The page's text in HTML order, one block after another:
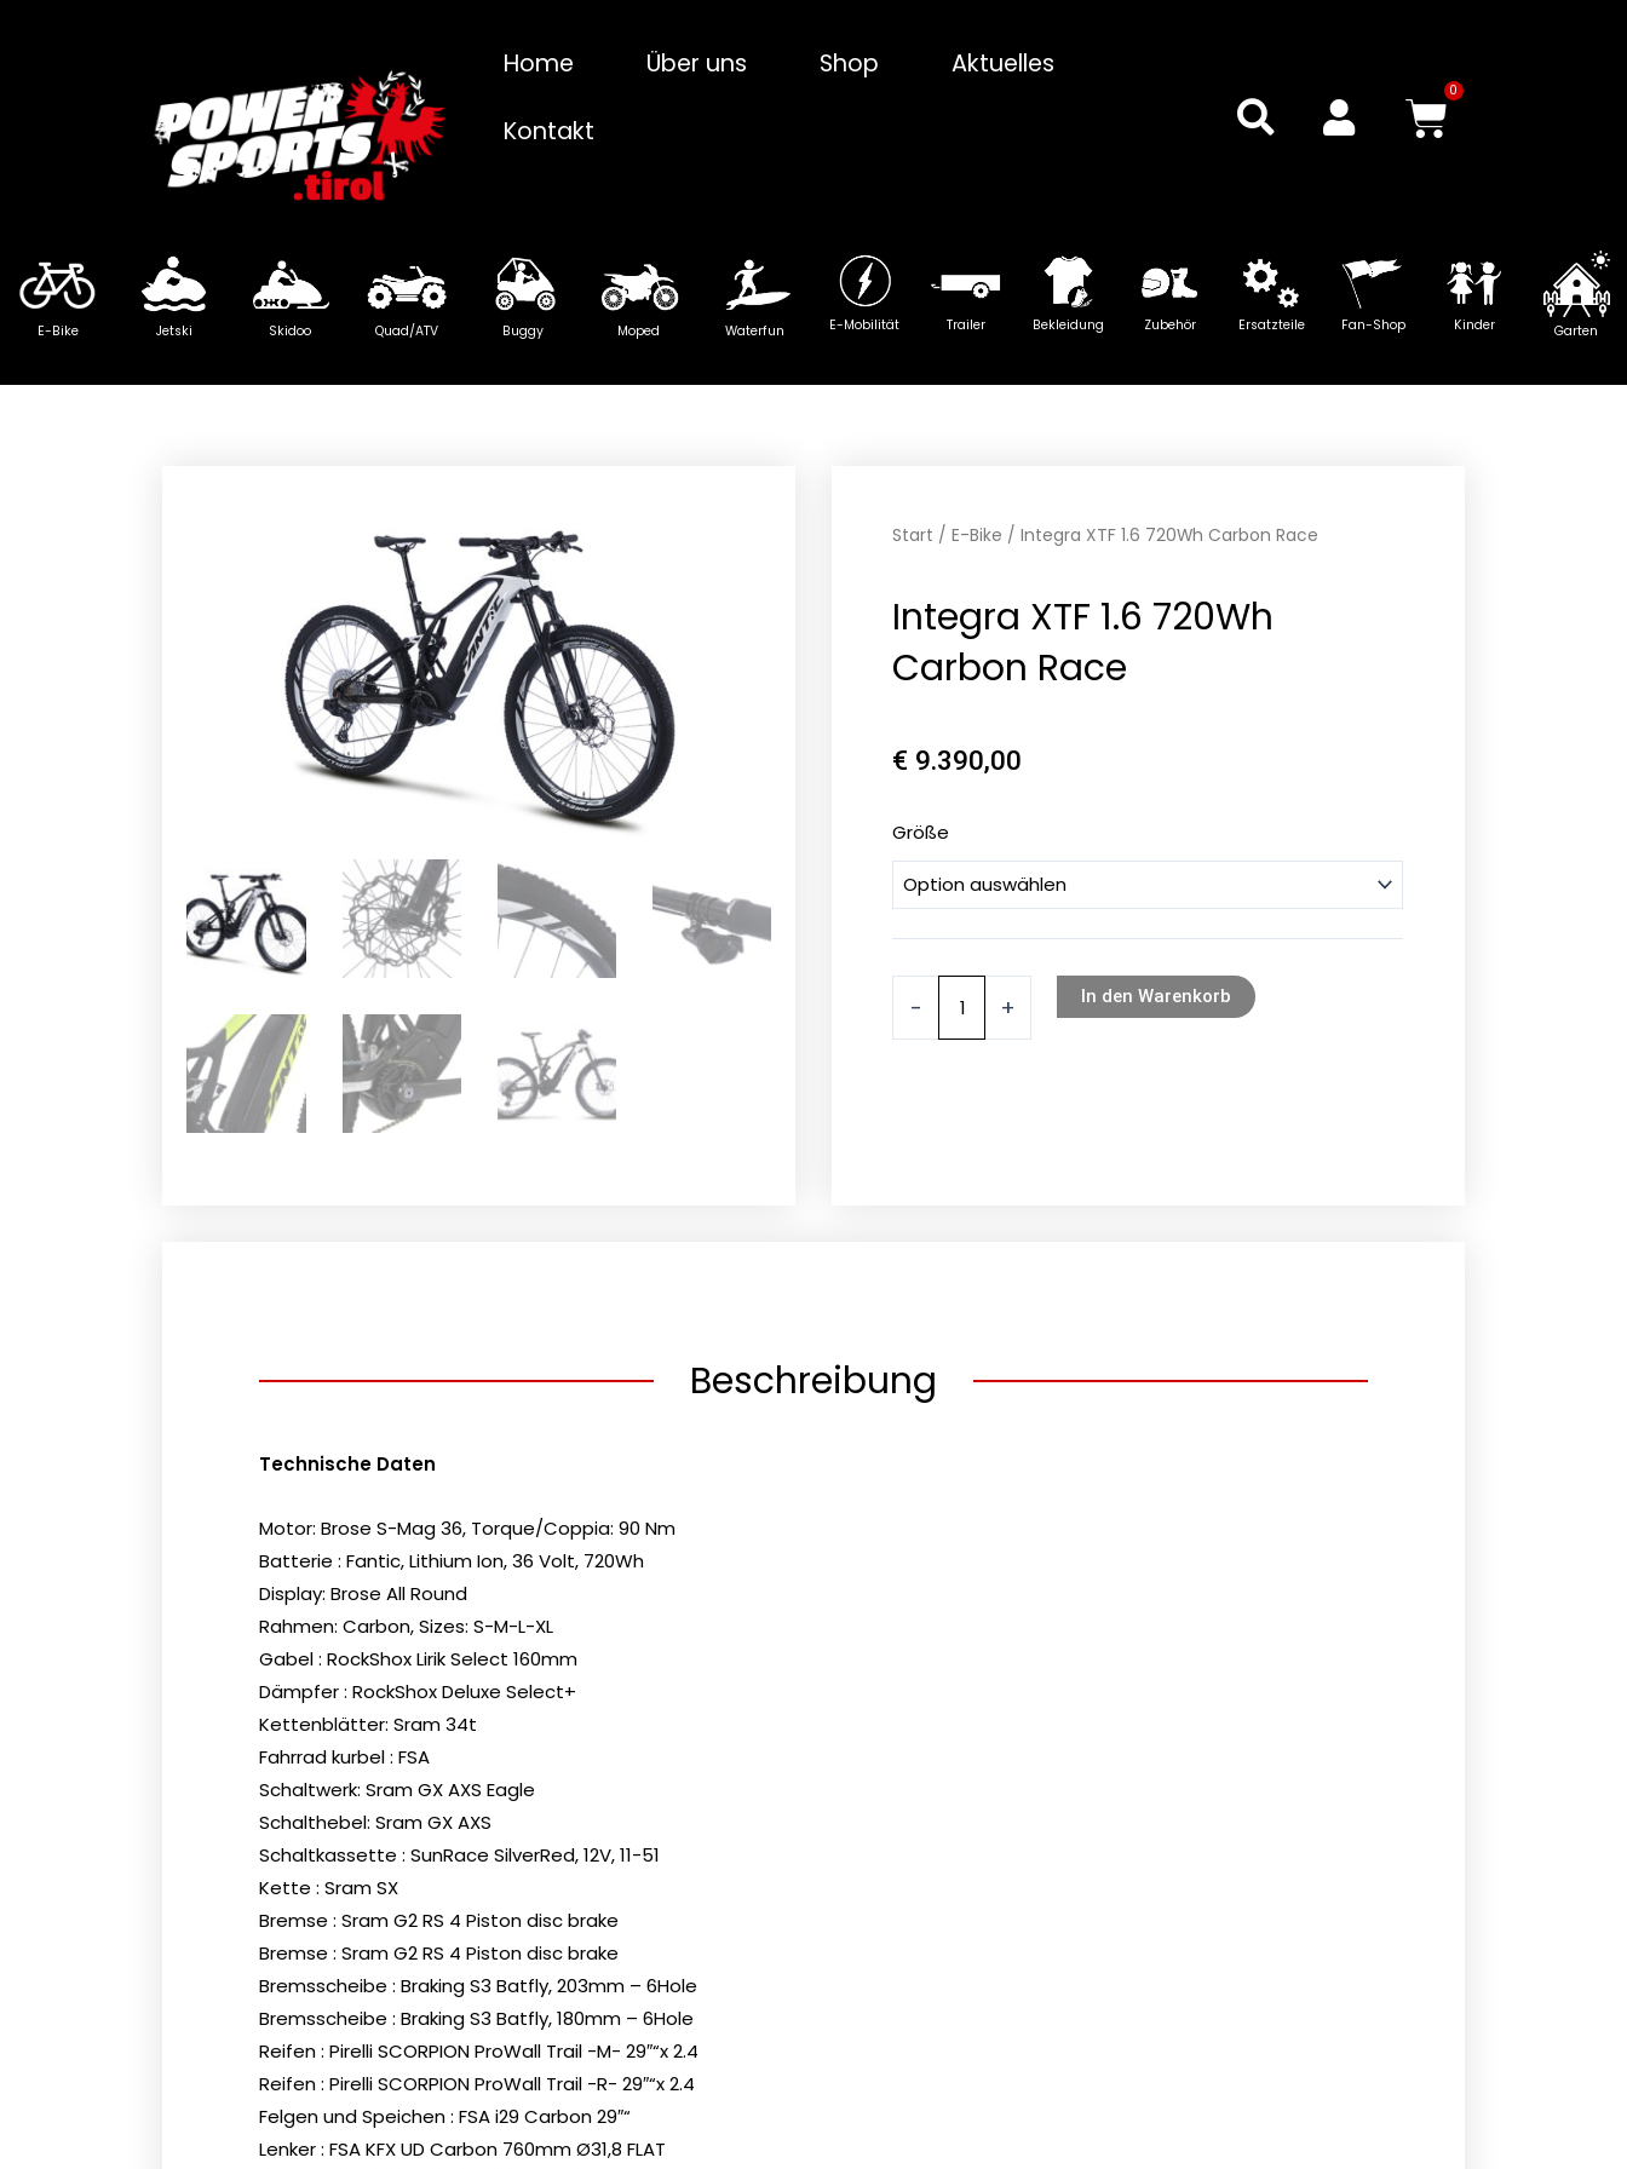
Home Über uns Shop Aktuelles
Kontakt
0
E-Bike Jetski Skidoo Quad/ATV Buggy Moped Waterfun E-Mobilität Trailer Bekleidung Zubehör Ersatzteile Fan-Shop Kinder Garten
Start / E-Bike / Integra XTF 1.6 720Wh Carbon Race
Integra XTF 1.6 720Wh
Carbon Race
€ 9.390,00
Größe
-
Integra
XTF
1.6
+ In den Warenkorb
Beschreibung
Technische Daten
Motor: Brose S-Mag 36, Torque/Coppia: 90 Nm
Batterie : Fantic, Lithium Ion, 36 Volt, 720Wh
Display: Brose All Round
Rahmen: Carbon, Sizes: S-M-L-XL
Gabel : RockShox Lirik Select 160mm
Dämpfer : RockShox Deluxe Select+
Kettenblätter: Sram 34t
Fahrrad kurbel : FSA
Schaltwerk: Sram GX AXS Eagle
Schalthebel: Sram GX AXS
Schaltkassette : SunRace SilverRed, 12V, 11-51
Kette : Sram SX
Bremse : Sram G2 RS 4 Piston disc brake
Bremse : Sram G2 RS 4 Piston disc brake
Bremsscheibe : Braking S3 Batfly, 203mm – 6Hole
Bremsscheibe : Braking S3 Batfly, 180mm – 6Hole
Reifen : Pirelli SCORPION ProWall Trail -M- 29″“x 2.4
Reifen : Pirelli SCORPION ProWall Trail -R- 29″“x 2.4
Felgen und Speichen : FSA i29 Carbon 29″“
Lenker : FSA KFX UD Carbon 760mm Ø31,8 FLAT